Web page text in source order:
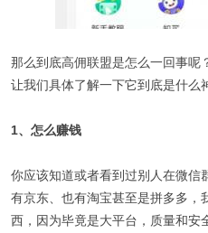
那么到底高佣联盟是怎么一回事呢
让我们具体了解一下它到底是什么
1、怎么赚钱
你应该知道或者看到过别人在微信
有京东、也有淘宝甚至是拼多多，
西，因为毕竟是大平台，质量和安